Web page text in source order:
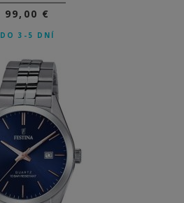
99,00 €
DO 3-5 DNÍ